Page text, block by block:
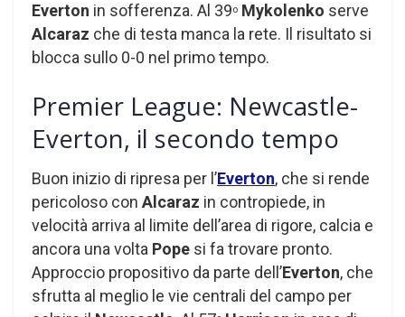
Everton in sofferenza. Al 39o Mykolenko serve
Alcaraz che di testa manca la rete. Il risultato si
blocca sullo 0-0 nel primo tempo.
Premier League: Newcastle-
Everton, il secondo tempo
Buon inizio di ripresa per l’Everton, che si rende
pericoloso con Alcaraz in contropiede, in
velocità arriva al limite dell’area di rigore, calcia e
ancora una volta Pope si fa trovare pronto.
Approccio propositivo da parte dell’Everton, che
sfrutta al meglio le vie centrali del campo per